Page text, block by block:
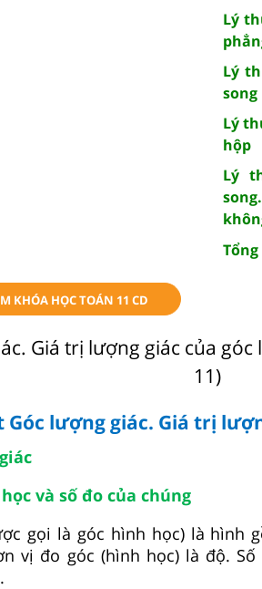
Lý
Lý
song
Lý
hộp
Lý
KHÓA HỌC TOÁN 11 CD
Giá trị lượng giác của
11)
Góc lượng giác. Giá trị
và số đo của chúng
gọi là góc hình học) là hình
vị đo góc (hình học) là độ.